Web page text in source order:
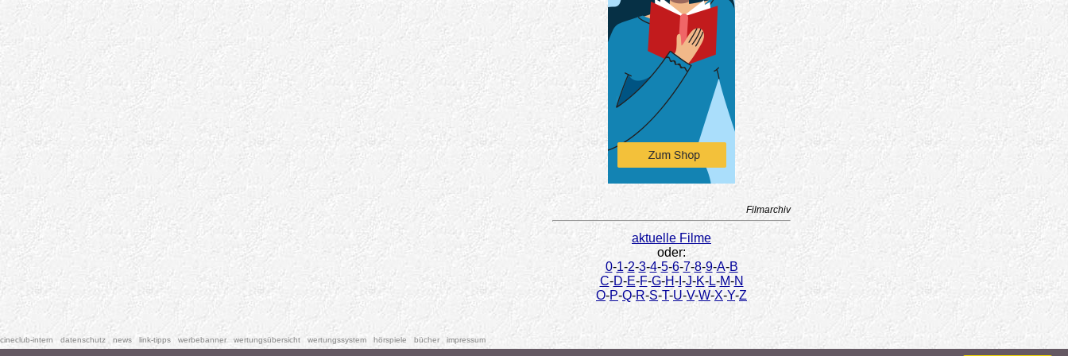
Filmarchiv
aktuelle Filme
oder:
0-1-2-3-4-5-6-7-8-9-A-B
C-D-E-F-G-H-I -J-K-L-M-N
O-P-Q-R-S-T-U-V-W-X-Y-Z
cineclub-intern datenschutz news link-tipps werbebanner wertungsübersicht wertungssystem hörspiele bücher impressum